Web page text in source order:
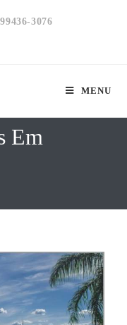
3076
MENU
Em